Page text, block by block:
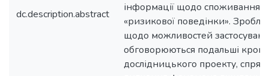
dc.description.abstract
інформації щодо споживання
«ризикової поведінки».
щодо можливостей застосуван­
обговорюються подальші
дослідницького проекту,